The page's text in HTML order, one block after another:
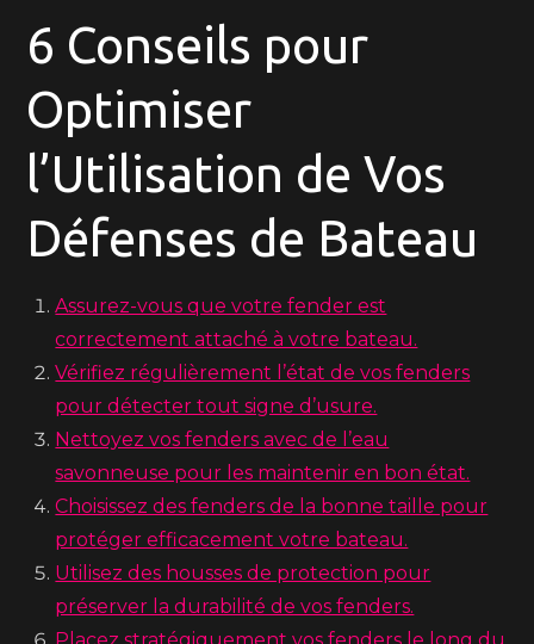
6 Conseils pour
Optimiser
l’Utilisation de Vos
Défenses de Bateau
Assurez-vous que votre fender est
correctement attaché à votre bateau.
Vérifiez régulièrement l’état de vos fenders
pour détecter tout signe d’usure.
Nettoyez vos fenders avec de l’eau
savonneuse pour les maintenir en bon état.
Choisissez des fenders de la bonne taille pour
protéger efficacement votre bateau.
Utilisez des housses de protection pour
préserver la durabilité de vos fenders.